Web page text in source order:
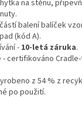
na stěnu,
balení balíček
(kód A).
- 10-letá záruka.
certifikováno
z 54 % z
po použití.